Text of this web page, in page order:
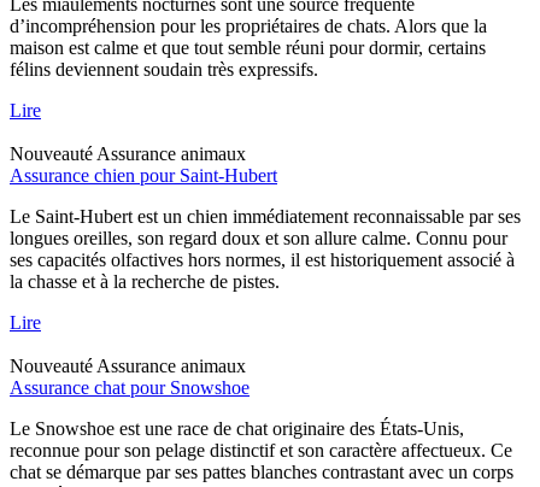
d’incompréhension pour les propriétaires de chats. Alors que la
maison est calme et que tout semble réuni pour dormir, certains
félins deviennent soudain très expressifs.
Lire
Nouveauté Assurance animaux
Assurance chien pour Saint-Hubert
Le Saint-Hubert est un chien immédiatement reconnaissable par ses
longues oreilles, son regard doux et son allure calme. Connu pour
ses capacités olfactives hors normes, il est historiquement associé à
la chasse et à la recherche de pistes.
Lire
Nouveauté Assurance animaux
Assurance chat pour Snowshoe
Le Snowshoe est une race de chat originaire des États-Unis,
reconnue pour son pelage distinctif et son caractère affectueux. Ce
chat se démarque par ses pattes blanches contrastant avec un corps